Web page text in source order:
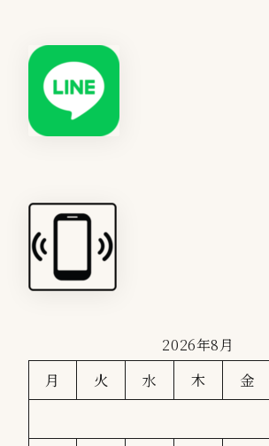
2026年8月
月
火 水 木 金